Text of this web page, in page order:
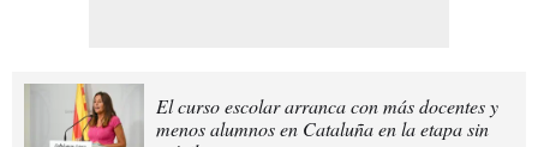
El curso escolar arranca con más docentes y
menos alumnos en Cataluña en la etapa sin